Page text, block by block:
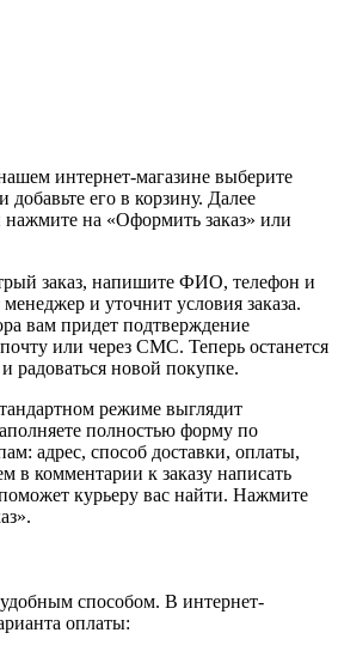
интернет-магазине выберите
его в корзину. Далее
на «Оформить заказ» или
заказ, напишите ФИО, телефон и
и уточнит условия заказа.
вам придет подтверждение
или через СМС. Теперь останется
радоваться новой покупке.
режиме выглядит
полностью форму по
адрес, способ доставки, оплаты,
в комментарии к заказу написать
курьеру вас найти. Нажмите
способом. В интернет-
оплаты: